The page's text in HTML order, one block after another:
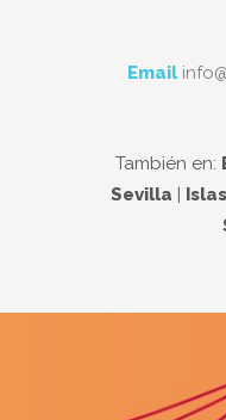
Email
También en:
Sevilla |